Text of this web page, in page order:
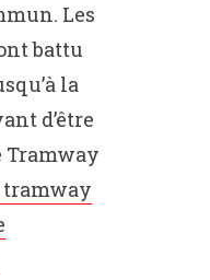
Les
battu
la
d’être
Tramway
tramway